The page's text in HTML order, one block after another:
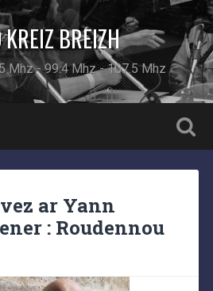
BREIZH
Mhz - 99.4 Mhz - 107.5 Mhz
ar Yann
: Roudennou